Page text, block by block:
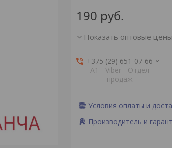
190 руб.
Показать оптовые цены
+375 (29) 651-07-66
А1 - Viber - Отдел
продаж
Условия оплаты и
Производитель и